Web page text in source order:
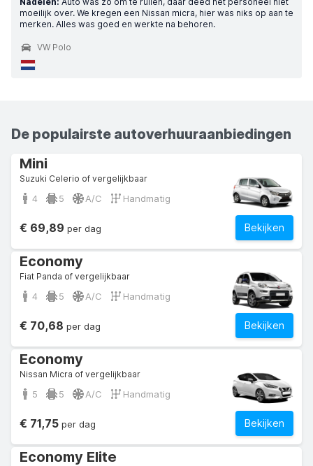
moeilijk over. We kregen een Nissan micra, hier was niks op aan te
merken. Alles was goed en werkte na behoren.
VW Polo
De populairste autoverhuuraanbiedingen
Mini
Suzuki Celerio of vergelijkbaar
4 5 A/C Handmatig
Bekijken
€ 69,89 per dag
Economy
Fiat Panda of vergelijkbaar
4 5 A/C Handmatig
Bekijken
€ 70,68 per dag
Economy
Nissan Micra of vergelijkbaar
5 5 A/C Handmatig
Bekijken
€ 71,75 per dag
Economy Elite